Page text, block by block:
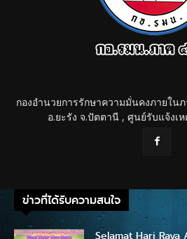
กองอำนวยการรักษาความมั่นคงภายใน
อ.ยะรัง จ.ปัตตานี , ศูนย์รับแจ้งเ
ข่าวที่ได้รับความสนใจ
Selamat Hari